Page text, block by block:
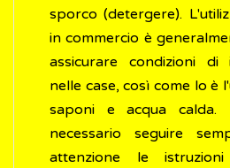
sporco (detergere).
in commercio è
assicurare condizioni di
nelle case, così come lo è
saponi e acqua
necessario seguire
attenzione le